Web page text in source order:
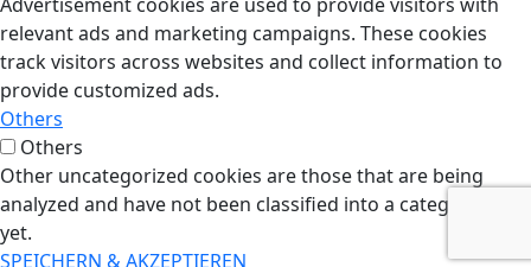
relevant ads and marketing campaigns. These cookies
track visitors across websites and collect information to
provide customized ads.
Others
Others
Other uncategorized cookies are those that are being
analyzed and have not been classified into a category as
yet.
SPEICHERN & AKZEPTIEREN